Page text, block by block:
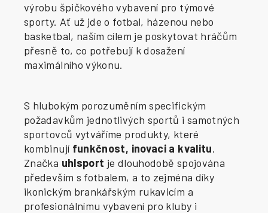
výrobu špičkového vybavení pro týmové
sporty. Ať už jde o fotbal, házenou nebo
basketbal, naším cílem je poskytovat hráčům
přesně to, co potřebují k dosažení
maximálního výkonu.
S hlubokým porozuměním specifickým
požadavkům jednotlivých sportů i samotných
sportovců vytváříme produkty, které
kombinují funkčnost, inovaci a kvalitu.
Značka uhlsport je dlouhodobě spojována
především s fotbalem, a to zejména díky
ikonickým brankářským rukavicím a
profesionálnímu vybavení pro kluby i